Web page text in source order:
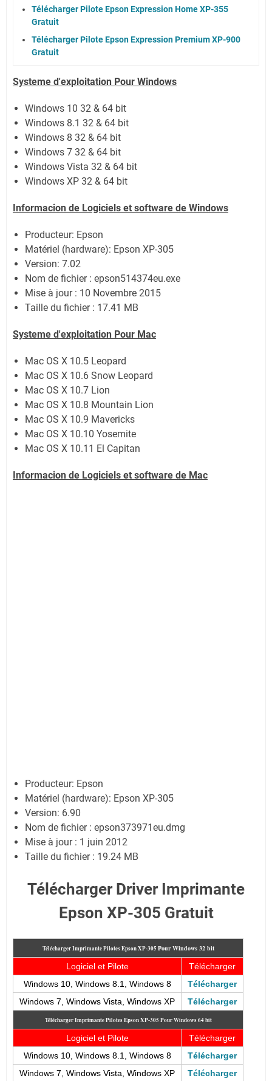
Télécharger Pilote Epson Expression Home XP-355
Gratuit
Télécharger Pilote Epson Expression Premium XP-900
Gratuit
Systeme d'exploitation Pour Windows
Windows 10 32 & 64 bit
Windows 8.1 32 & 64 bit
Windows 8 32 & 64 bit
Windows 7 32 & 64 bit
Windows Vista 32 & 64 bit
Windows XP 32 & 64 bit
Informacion de Logiciels et software de Windows
Producteur: Epson
Matériel (hardware): Epson XP-305
Version: 7.02
Nom de fichier : epson514374eu.exe
Mise à jour : 10 Novembre 2015
Taille du fichier : 17.41 MB
Systeme d'exploitation Pour Mac
Mac OS X 10.5 Leopard
Mac OS X 10.6 Snow Leopard
Mac OS X 10.7 Lion
Mac OS X 10.8 Mountain Lion
Mac OS X 10.9 Mavericks
Mac OS X 10.10 Yosemite
Mac OS X 10.11 El Capitan
Informacion de Logiciels et software de Mac
Producteur: Epson
Matériel (hardware): Epson XP-305
Version: 6.90
Nom de fichier : epson373971eu.dmg
Mise à jour : 1 juin 2012
Taille du fichier : 19.24 MB
Télécharger Driver Imprimante
Epson XP-305 Gratuit
Télécharger Imprimante Pilotes Epson XP-305 PourWindows 32 bit
Logiciel et Pilote
Télécharger
Windows 10, Windows 8.1, Windows 8
Télécharger
Windows 7, Windows Vista, Windows XP
Télécharger
Télécharger Imprimante Pilotes Epson XP-305 Pour Windows 64 bit
Logiciel et Pilote
Télécharger
Windows 10, Windows 8.1, Windows 8
Télécharger
Windows 7, Windows Vista, Windows XP
Télécharger